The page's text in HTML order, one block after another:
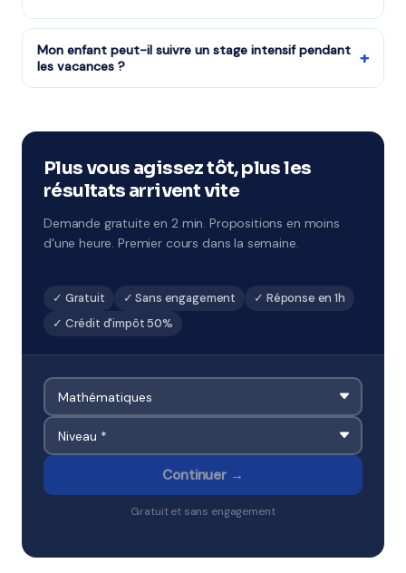
crédit d'impôt est disponible dès le premier cours.
Tous les niveaux : CP au CM2, 6ème à 3ème, Seconde à
Terminale, études supérieures et adultes.
Mon enfant peut-il suivre un stage intensif pendant
les vacances ?
+
ciblé. À Cergy et environs.
Plus vous agissez tôt, plus les
résultats arrivent vite
Demande gratuite en 2 min. Propositions en moins
d'une heure. Premier cours dans la semaine.
✓ Gratuit ✓ Sans engagement
✓ Réponse en 1h
✓ Crédit d'impôt 50%
Continuer →
Gratuit et sans engagement